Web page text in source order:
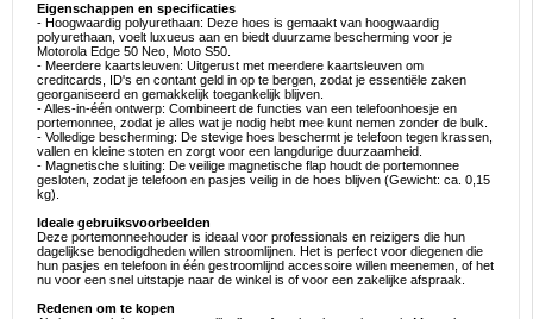
Eigenschappen en specificaties
- Hoogwaardig polyurethaan: Deze hoes is gemaakt van hoogwaardig
polyurethaan, voelt luxueus aan en biedt duurzame bescherming voor je
Motorola Edge 50 Neo, Moto S50.
- Meerdere kaartsleuven: Uitgerust met meerdere kaartsleuven om
creditcards, ID's en contant geld in op te bergen, zodat je essentiële zaken
georganiseerd en gemakkelijk toegankelijk blijven.
- Alles-in-één ontwerp: Combineert de functies van een telefoonhoesje en
portemonnee, zodat je alles wat je nodig hebt mee kunt nemen zonder de bulk.
- Volledige bescherming: De stevige hoes beschermt je telefoon tegen krassen,
vallen en kleine stoten en zorgt voor een langdurige duurzaamheid.
- Magnetische sluiting: De veilige magnetische flap houdt de portemonnee
gesloten, zodat je telefoon en pasjes veilig in de hoes blijven (Gewicht: ca. 0,15
kg).
Ideale gebruiksvoorbeelden
Deze portemonneehouder is ideaal voor professionals en reizigers die hun
dagelijkse benodigdheden willen stroomlijnen. Het is perfect voor diegenen die
hun pasjes en telefoon in één gestroomlijnd accessoire willen meenemen, of het
nu voor een snel uitstapje naar de winkel is of voor een zakelijke afspraak.
Redenen om te kopen